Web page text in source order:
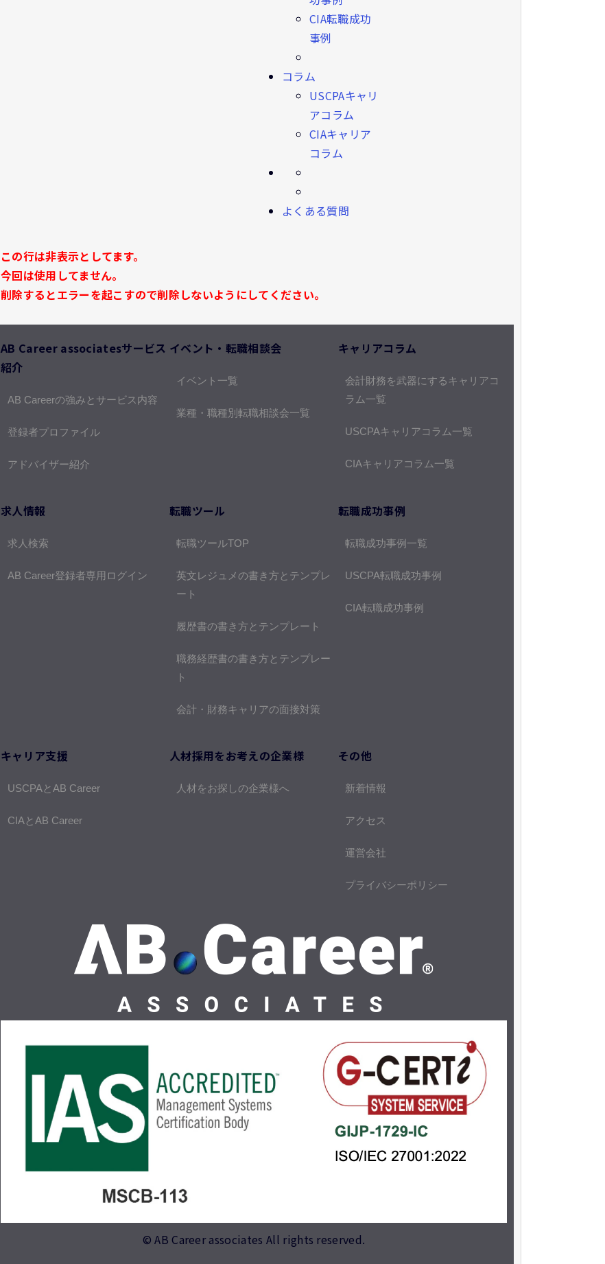
CIA転職成功
事例
コラム
USCPAキャリ
アコラム
CIAキャリア
コラム
よくある質問
この行は非表示としてます。
今回は使用してません。
削除するとエラーを起こすので削除しないようにしてください。
AB Career associatesサービス
紹介
AB Careerの強みとサービス内容
登録者プロファイル
アドバイザー紹介
イベント・転職相談会
イベント一覧
業種・職種別転職相談会一覧
キャリアコラム
会計財務を武器にするキャリアコ
ラム一覧
USCPAキャリアコラム一覧
CIAキャリアコラム一覧
求人情報
求人検索
AB Career登録者専用ログイン
転職ツール
転職ツールTOP
英文レジュメの書き方とテンプレ
ート
履歴書の書き方とテンプレート
職務経歴書の書き方とテンプレー
ト
会計・財務キャリアの面接対策
転職成功事例
転職成功事例一覧
USCPA転職成功事例
CIA転職成功事例
キャリア支援
USCPAとAB Career
CIAとAB Career
人材採用をお考えの企業様
人材をお探しの企業様へ
その他
新着情報
アクセス
運営会社
プライバシーポリシー
© AB Career associates All rights reserved.